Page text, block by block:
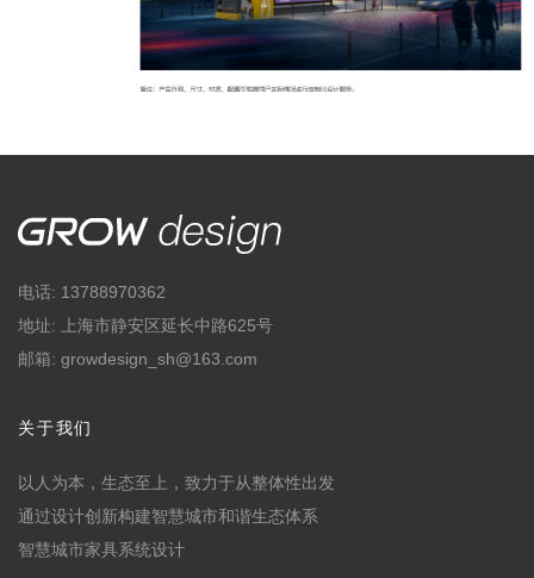
电话: 13788970362
地址: 上海市静安区延长中路625号
邮箱: growdesign_sh@163.com
关于我们
以人为本，生态至上，致力于从整体性出发
通过设计创新构建智慧城市和谐生态体系
智慧城市家具系统设计